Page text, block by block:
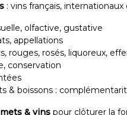
: vins français,
olfactive, gustative
appellations
rouges, rosés, liquoreux,
conservation
& boissons :
& vins pour clôturer la